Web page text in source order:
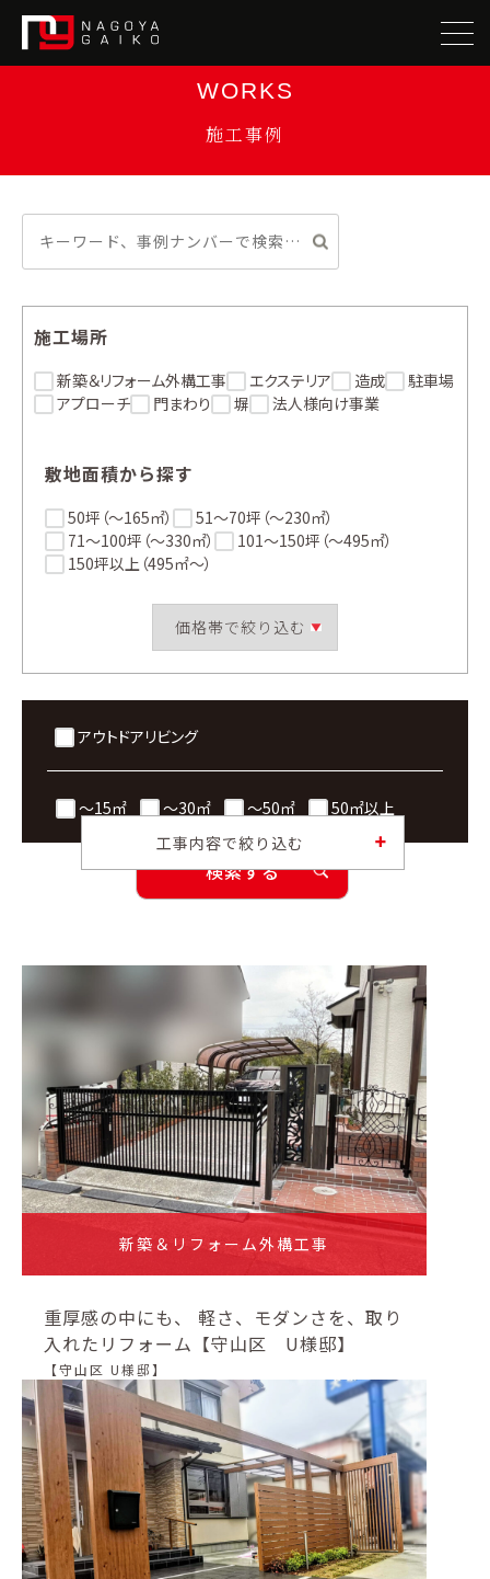
WORKS
施工事例
施工場所
新築＆リフォーム外構工事 エクステリア 造成
駐車場
アプローチ
門まわり 塀 法人様向け事業
敷地面積から探す
50坪（〜165㎡）
51〜70坪（〜230㎡）
71〜100坪（〜330㎡）
101〜150坪（〜495㎡）
150坪以上（495㎡〜）
アウトドアリビング
〜15㎡ 〜30㎡ 〜50㎡
50㎡以上
工事内容で絞り込む
新築＆リフォーム外構工事
重厚感の中にも、 軽さ、モダンさを、取り
入れたリフォーム【守山区 U様邸】
【守山区 U様邸】